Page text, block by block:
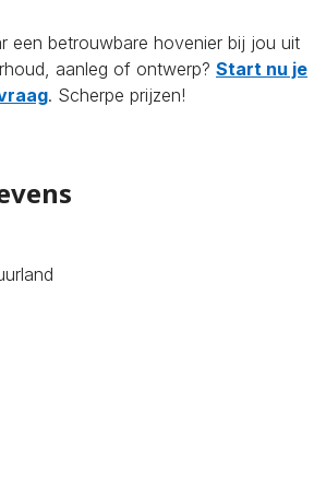
een betrouwbare hovenier bij jou uit
aanleg of ontwerp? Start nu je
. Scherpe prijzen!